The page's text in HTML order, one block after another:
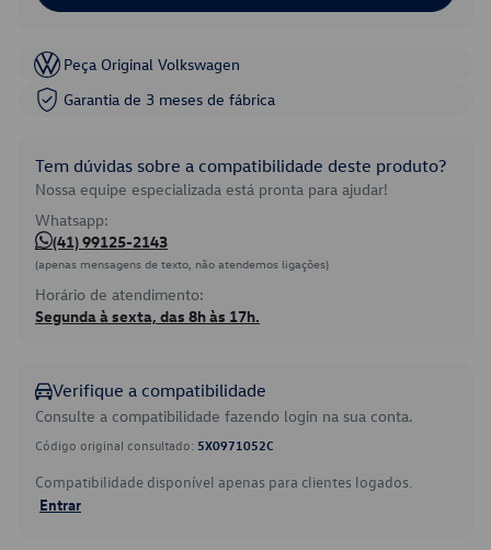
Peça Original Volkswagen
Garantia de 3 meses de fábrica
Tem dúvidas sobre a compatibilidade deste produto?
Nossa equipe especializada está pronta para ajudar!
Whatsapp:
(41) 99125-2143
(apenas mensagens de texto, não atendemos ligações)
Horário de atendimento:
Segunda à sexta, das 8h às 17h.
Verifique a compatibilidade
Consulte a compatibilidade fazendo login na sua conta.
Código original consultado: 5X0971052C
Compatibilidade disponível apenas para clientes logados.
Entrar